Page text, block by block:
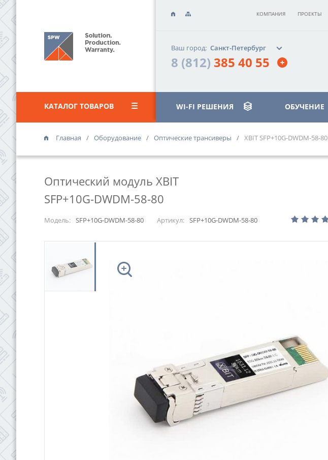
КАТАЛОГ ТОВАРОВ
КОМПАНИЯ ПРОЕКТЫ
Ваш город: Санкт-Петербург
8 (812) 385 40 55
ОФИС «ВАСИЛЕОСТРОВСКИЙ»
WI-FI РЕШЕНИЯ ОБУЧЕНИЕ
Главная Оборудование Оптические трансиверы XBIT SFP+10G-DWDM-58-80
Оптический модуль XBIT
SFP+10G-DWDM-58-80
Модель: SFP+10G-DWDM-58-80 Артикул: SFP+10G-DWDM-58-80